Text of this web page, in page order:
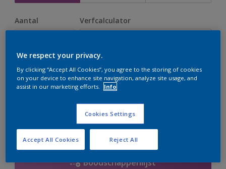
Aantal Verfcalculator
Op dit moment is het niet mogelijk dit product online
te bestellen. Houd de website in de gaten, we werken
Boodschappenlijst
We respect your privacy.
By clicking “Accept All Cookies”, you agree to the storing of cookies
on your device to enhance site navigation, analyze site usage, and
assist in our marketing efforts.
Info
Cookies Settings
Reject All
Accept All Cookies